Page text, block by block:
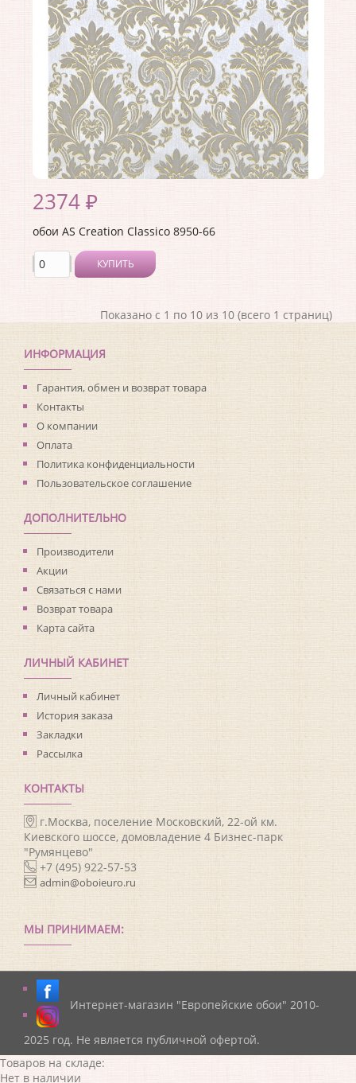
Длина рулона:10.05
Ширина рулона:1.06
Материал покрытия:Виниловое
Страна:Германия
Материал основы:Флизелин
Раппорт: <>
2374 ₽
обои AS Creation Classico 8950-66
КУПИТЬ
Производитель:AS Creation
Коллекция:
Classico
Длина рулона:10.05
Ширина рулона:
Материал покрытия: Виниловое
Страна:Германия
Материал основы:Флизелин
Раппорт:<>
Показано с 1 по 10 из 10 (всего 1 страниц)
ИНФОРМАЦИЯ
Гарантия, обмен и возврат товара
Контакты
О компании
Оплата
Политика конфиденциальности
Пользовательское соглашение
ДОПОЛНИТЕЛЬНО
Производители
Акции
Связаться с нами
Возврат товара
Карта сайта
ЛИЧНЫЙ КАБИНЕТ
Личный кабинет
История заказа
Закладки
Рассылка
КОНТАКТЫ
г.Москва, поселение Московский, 22-ой км.
Киевского шоссе, домовладение 4 Бизнес-парк
"Румянцево"
+7 (495) 922-57-53
admin@oboieuro.ru
МЫ ПРИНИМАЕМ:
Интернет-магазин "Европейские обои" 2010-
2025 год. Не является публичной офертой.
Товаров на складе:
Нет в наличии